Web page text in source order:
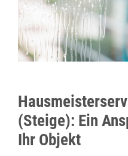
(Steige): Ein
Ihr Objekt